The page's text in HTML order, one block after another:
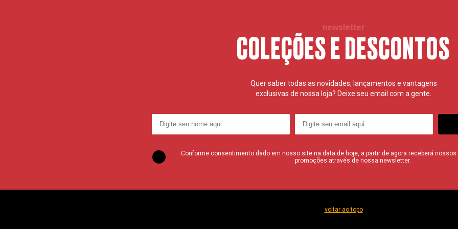
newsletter
COLEÇÕES E DESCONTOS
Quer saber todas as novidades, lançamentos e vantagens
exclusivas de nossa loja? Deixe seu email com a gente.
Conforme consentimento dado em nosso site na data de hoje, a partir de agora receberá
promoções através de nossa newsletter.
voltar ao topo